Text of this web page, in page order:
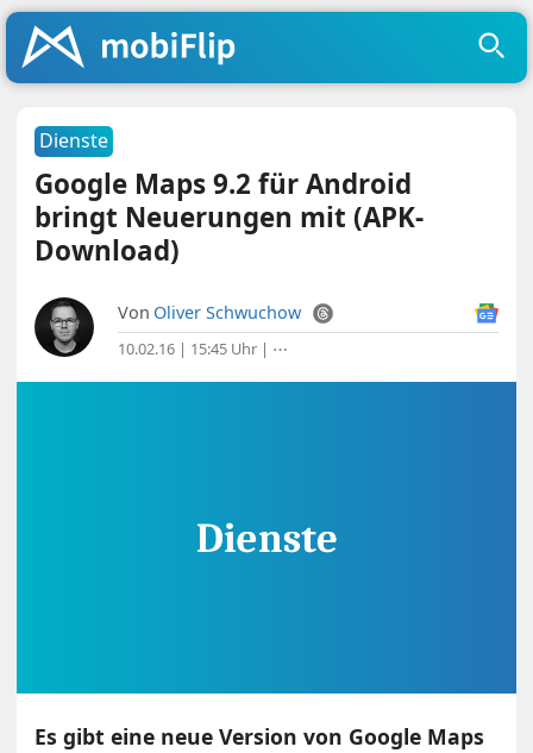
Dienste
Google Maps 9.2 für Android
bringt Neuerungen mit (APK-
Download)
Von Oliver Schwuchow
10.02.16 | 15:45 Uhr | ⋯
Es gibt eine neue Version von Google Maps